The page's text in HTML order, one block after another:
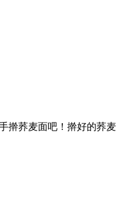
擀荞麦面吧！擀好的荞麦